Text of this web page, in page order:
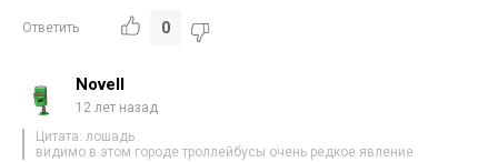
Ответить 0
Novell
12 лет назад
Цитата: лошадь
видимо в этом городе троллейбусы очень редкое явление